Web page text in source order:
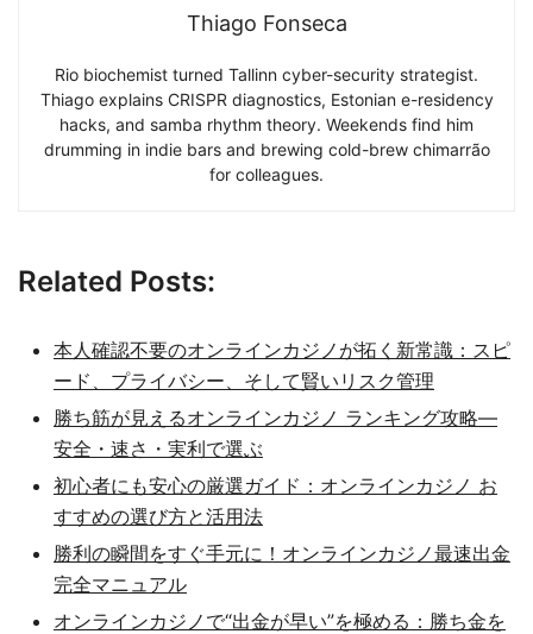
Thiago Fonseca
Rio biochemist turned Tallinn cyber-security strategist.
Thiago explains CRISPR diagnostics, Estonian e-residency
hacks, and samba rhythm theory. Weekends find him
drumming in indie bars and brewing cold-brew chimarrão
for colleagues.
Related Posts:
本人確認不要のオンラインカジノが拓く新常識：スピ
ード、プライバシー、そして賢いリスク管理
勝ち筋が見えるオンラインカジノ ランキング攻略—
安全・速さ・実利で選ぶ
初心者にも安心の厳選ガイド：オンラインカジノ お
すすめの選び方と活用法
勝利の瞬間をすぐ手元に！オンラインカジノ最速出金
完全マニュアル
オンラインカジノで“出金が早い”を極める：勝ち金を